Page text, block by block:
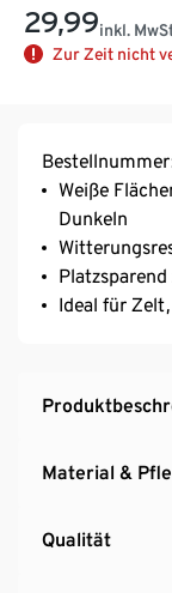
29,99inkl.
Zur Zeit nicht
Weiße
Dunkeln
Ideal für
Material &
Qualität